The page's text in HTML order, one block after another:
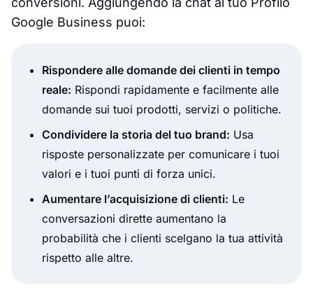
Google Business puoi:
Rispondere alle domande dei clienti in tempo
reale: Rispondi rapidamente e facilmente alle
domande sui tuoi prodotti, servizi o politiche.
Condividere la storia del tuo brand: Usa
risposte personalizzate per comunicare i tuoi
valori e i tuoi punti di forza unici.
Aumentare l’acquisizione di clienti: Le
conversazioni dirette aumentano la
probabilità che i clienti scelgano la tua attività
rispetto alle altre.